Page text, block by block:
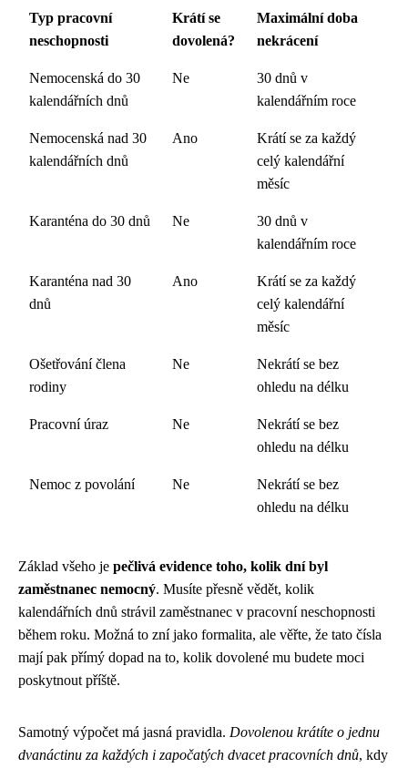
Typ pracovní
neschopnosti
Krátí se
dovolená?
Maximální doba
nekrácení
Nemocenská do 30
kalendářních dnů
Ne
30 dnů v
kalendářním roce
Nemocenská nad 30
kalendářních dnů
Ano
Krátí se za každý
celý kalendářní
měsíc
Karanténa do 30 dnů Ne
30 dnů v
kalendářním roce
Karanténa nad 30
dnů
Ano
Krátí se za každý
celý kalendářní
měsíc
Ošetřování člena
rodiny
Ne
Nekrátí se bez
ohledu na délku
Pracovní úraz Ne
Nekrátí se bez
ohledu na délku
Nemoc z povolání Ne
Nekrátí se bez
ohledu na délku
Základ všeho je pečlivá evidence toho, kolik dní byl
zaměstnanec nemocný. Musíte přesně vědět, kolik
kalendářních dnů strávil zaměstnanec v pracovní neschopnosti
během roku. Možná to zní jako formalita, ale věřte, že tato čísla
mají pak přímý dopad na to, kolik dovolené mu budete moci
poskytnout příště.
Samotný výpočet má jasná pravidla. Dovolenou krátíte o jednu
dvanáctinu za každých i započatých dvacet pracovních dnů, kdy